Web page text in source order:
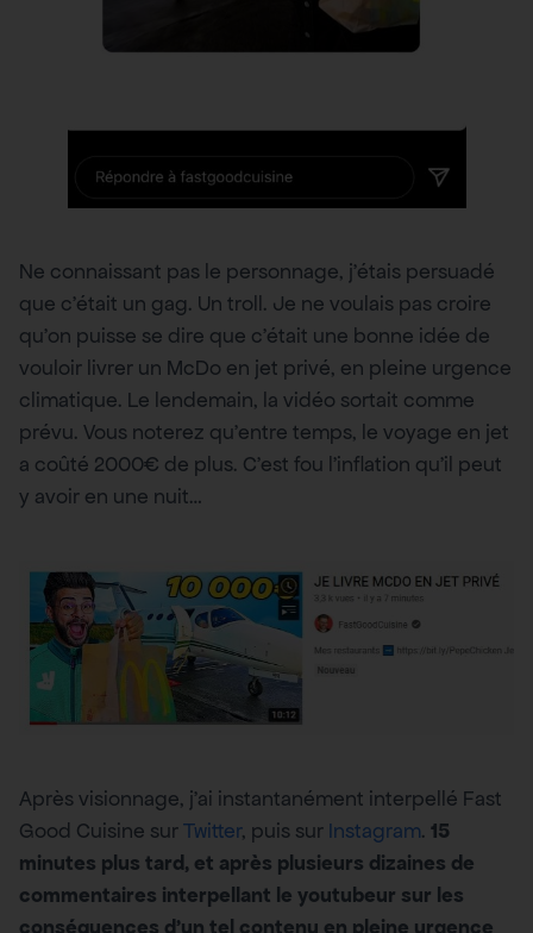
Ne connaissant pas le personnage, j’étais persuadé
que c’était un gag. Un troll. Je ne voulais pas croire
qu’on puisse se dire que c’était une bonne idée de
vouloir livrer un McDo en jet privé, en pleine urgence
climatique. Le lendemain, la vidéo sortait comme
prévu. Vous noterez qu’entre temps, le voyage en jet
a coûté 2000€ de plus. C’est fou l’inflation qu’il peut
y avoir en une nuit…
Après visionnage, j’ai instantanément interpellé Fast
Good Cuisine surTwitter, puis sur Instagram. 15
minutes plus tard, et après plusieurs dizaines de
commentaires interpellant le youtubeur sur les
conséquences d’un tel contenu en pleine urgence